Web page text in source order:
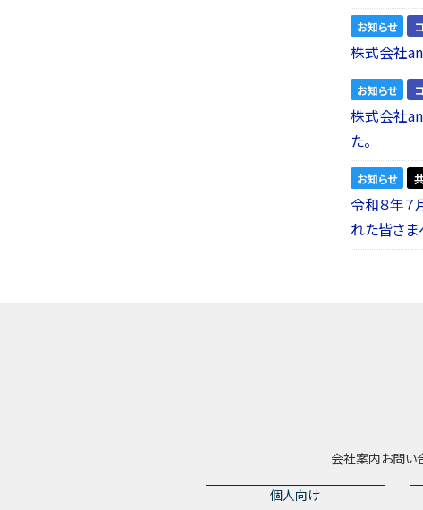
お知らせ
株式会社
お知らせ
株式会社
た。
お知らせ
令和８年
れた皆さま
会社案内お問い
個人向け